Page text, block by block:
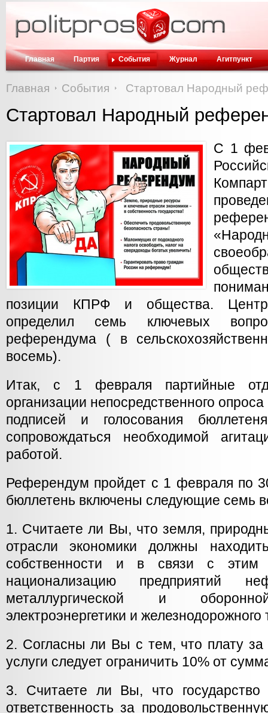
Главная Партия События Журнал Агитпункт
Главная События Стартовал Народный
Стартовал Народный
С 1
позиции КПРФ и общества.
определил семь ключевых
референдума ( в
восемь).
Итак, с 1 февраля партийные
организации непосредственного
подписей и голосования
сопровождаться необходимой
работой.
Референдум пройдет с 1 февраля по
бюллетень включены следующие семь
1. Считаете ли Вы, что земля,
отрасли экономики должны
собственности и в связи с этим
национализацию предприятий
металлургической и
электроэнергетики и железнодорожного
2. Согласны ли Вы с тем, что плату
услуги следует ограничить 10% от
3. Считаете ли Вы, что
ответственность за